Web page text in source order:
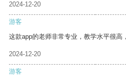
2024-12-20
游客
这款app的老师非常专业，教学水平很高
2024-12-20
游客